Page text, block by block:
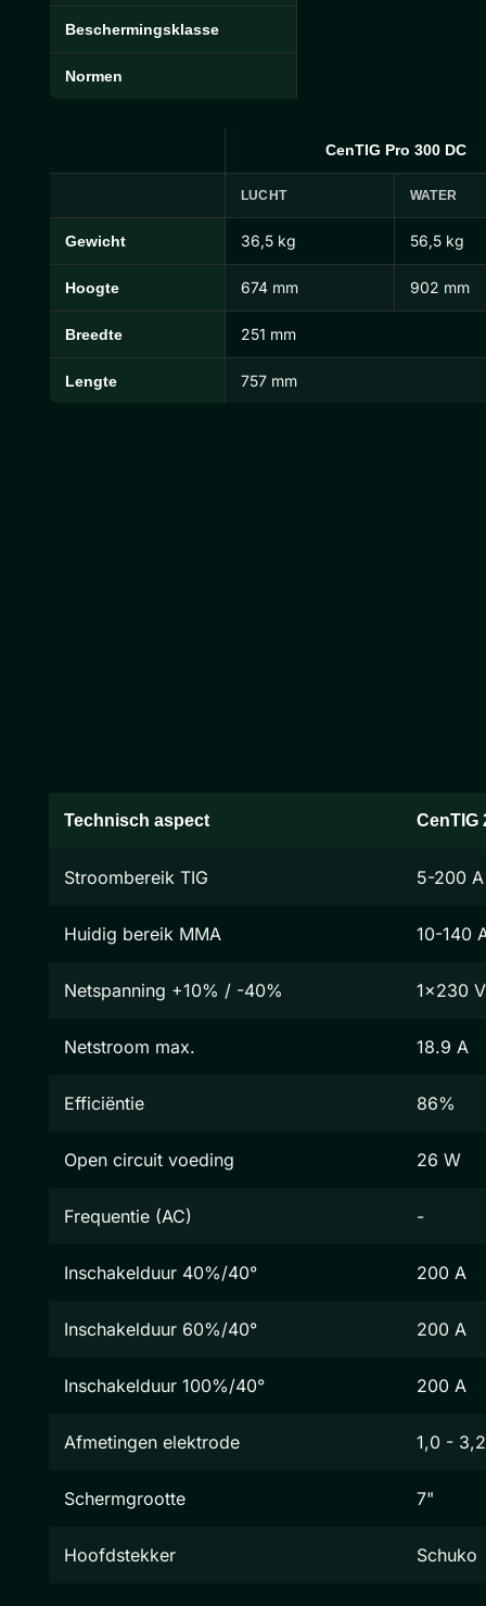
Beschermingsklasse
Normen
CenTIG Pro Afmetingen en Gewichten
CenTIG Pro 300 DC
LUCHT WATER
Gewicht 36,5 kg 56,5 kg
Hoogte 674 mm 902 mm
Breedte 251 mm
Lengte 757 mm
Technisch aspect CenTIG
Stroombereik TIG 5-200 A
Huidig bereik MMA 10-140
Netspanning +10% / -40% 1x230 V
Netstroom max. 18.9 A
Efficiëntie 86%
Open circuit voeding 26 W
Frequentie (AC) -
Inschakelduur 40%/40° 200 A
Inschakelduur 60%/40° 200 A
Inschakelduur 100%/40° 200 A
Afmetingen elektrode 1,0 -
Schermgrootte 7"
Hoofdstekker Schuko